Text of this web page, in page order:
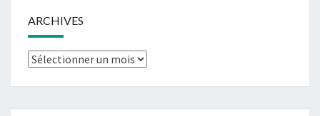
ARCHIVES
Archives